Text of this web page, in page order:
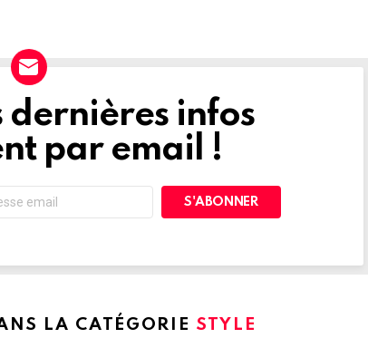
dernières infos
par email !
LA CATÉGORIE STYLE